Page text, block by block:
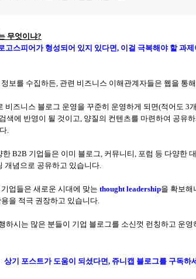
무엇이냐?
고스피어가 형성되어 있지 있다면, 이걸 극복해야 할 과
보를 수집하든, 관련 비즈니스 이해관계자들은 웹을 통
비즈니스 블로그 운영을 꾸준히 운영하게 되면(적어도 3
색에 반영이 될 것이고, 양질의 컨텐츠를 마련하여 공유
.
한B2B 기업들은 이미 블로그, 커뮤니티, 포럼 등 다양한
개념으로 공유하고 있습니다.
업들은 새로운 시대에 맞는 thought leadership을 확보해
을 적극 권장하고 있습니다.
하시는 많은 분들이 기업 블로그를 소신껏 런칭하고 운
상기 포스트가 도움이 되셨다면, 쥬니캡 블로그를 구독하